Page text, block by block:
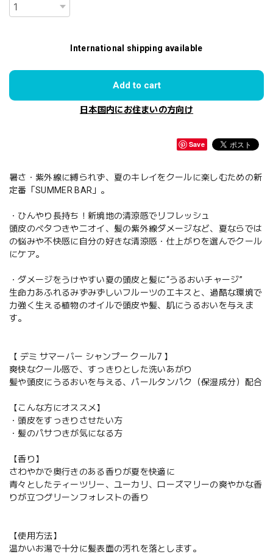
International shipping available
Add to cart
日本国内にお住まいの方向け
Save
暑さ・紫外線に縛られず、夏のキレイをクールに楽しむための新
定番「SUMMER BAR」。
・ひんやり長持ち！新境地の清涼感でリフレッシュ
頭皮のベタつきやニオイ、髪の紫外線ダメージなど、夏ならでは
の悩みや不快感に自分の好きな清涼感・仕上がりを選んでクール
にケア。
・ダメージをうけやすい夏の頭皮と髪に“うるおいチャージ”
生命力あふれるみずみずしいフルーツのエキスと、過酷な環境で
力強く生える植物のオイルで頭皮や髪、肌にうるおいを与えま
す。
【 デミ サマーバー シャンプー クール7 】
爽快なクール感で、すっきりとした洗いあがり
髪や頭皮にうるおいを与える、パールタンパク（保湿成分）配合
【こんな方にオススメ】
・頭皮をすっきりさせたい方
・髪のパサつきが気になる方
【香り】
さわやかで奥行きのある香りが夏を快適に
青々としたティーツリー、ユーカリ、ローズマリーの爽やかな香
りが立つグリーンフォレストの香り
【使用方法】
温かいお湯で十分に髪表面の汚れを落とします。